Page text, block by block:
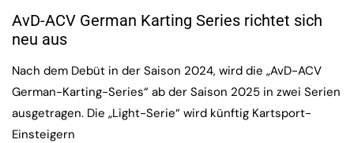
AvD-ACV German Karting Series richtet sich
neu aus
Nach dem Debüt in der Saison 2024, wird die „AvD-ACV
German-Karting-Series“ ab der Saison 2025 in zwei Serien
ausgetragen. Die „Light-Serie“ wird künftig Kartsport-
Einsteigern